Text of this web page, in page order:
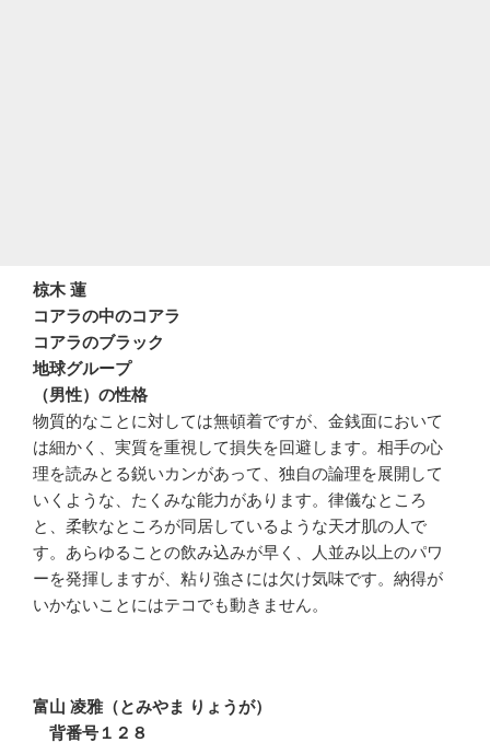
椋木 蓮
コアラの中のコアラ
コアラのブラック
地球グループ
（男性）の性格
物質的なことに対しては無頓着ですが、金銭面において
は細かく、実質を重視して損失を回避します。相手の心
理を読みとる鋭いカンがあって、独自の論理を展開して
いくような、たくみな能力があります。律儀なところ
と、柔軟なところが同居しているような天才肌の人で
す。あらゆることの飲み込みが早く、人並み以上のパワ
ーを発揮しますが、粘り強さには欠け気味です。納得が
いかないことにはテコでも動きません。
富山 凌雅（とみやま りょうが）
背番号１２８